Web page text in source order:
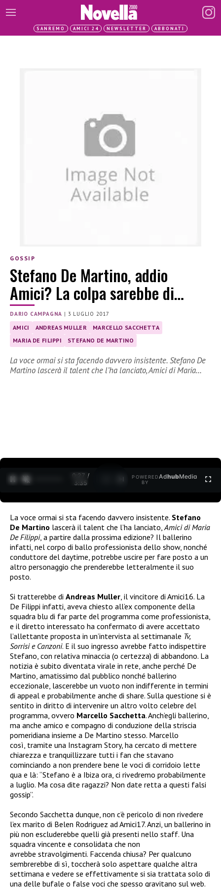
SANREMO AMICI 24 NEWSLETTER ABBONATI
GOSSIP
Stefano De Martino, addio
Amici? La colpa sarebbe di…
DARIO CAMPAGNA | 3 LUGLIO 2017
AMICI ANDREAS MULLER
MARCELLO SACCHETTA
MARIA DE FILIPPI
STEFANO DE MARTINO
La voce ormai si sta facendo davvero insistente. Stefano De
Martino lascerà il talent che l’ha lanciato, Amici di Maria…
0:27 /
3:35
POWERED
BY
AdhubMedia
La voce ormai si sta facendo davvero insistente. Stefano
De Martino lascerà il talent che l’ha lanciato, Amici di Maria
De Filippi, a partire dalla prossima edizione? Il ballerino
infatti, nel corpo di ballo professionista dello show, nonché
conduttore del daytime, potrebbe uscire per fare posto a un
altro personaggio che prenderebbe letteralmente il suo
posto.
Si tratterebbe di Andreas Muller , il vincitore di Amici16. La
De Filippi infatti, aveva chiesto all’ex componente della
squadra blu di far parte del programma come professionista,
e il diretto interessato ha confermato di avere accettato
l’allettante proposta in un’intervista al settimanale Tv,
Sorrisi e Canzoni. E il suo ingresso avrebbe fatto indispettire
Stefano, con relativa minaccia (o certezza) di abbandono. La
notizia è subito diventata virale in rete, anche perché De
Martino, amatissimo dal pubblico nonché ballerino
eccezionale, lascerebbe un vuoto non indifferente in termini
di appeal e probabilmente anche di share. Sulla questione si è
sentito in diritto di intervenire un altro volto celebre del
programma, ovvero Marcello Sacchetta. Anch’egli ballerino,
ma anche amico e compagno di conduzione della striscia
pomeridiana insieme a De Martino stesso. Marcello
così, tramite una Instagram Story, ha cercato di mettere
chiarezza e tranquillizzare tutti i fan che stavano
cominciando a non prendere bene le voci di corridoio lette
qua e là: “Stefano è a Ibiza ora, ci rivedremo probabilmente
a luglio. Ma cosa dite ragazzi? Non date retta a questi falsi
gossip”.
Secondo Sacchetta dunque, non c’è pericolo di non rivedere
l’ex marito di Belen Rodriguez ad Amici17. Anzi, un ballerino in
più non escluderebbe quelli già presenti nello staff. Una
squadra vincente e consolidata che non
avrebbe stravolgimenti. Faccenda chiusa? Per qualcuno
sembrerebbe di sì, toccherà solo aspettare qualche altra
settimana e vedere se effettivamente si sia trattata solo di
una delle bufale o false voci che spesso gravitano sul web.